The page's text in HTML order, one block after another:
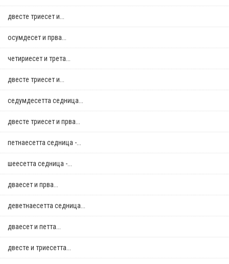
двестe триесет и...
осумдесет и прва...
четириесет и трета...
двестe триесет и...
седумдесетта седница...
двестe триесет и прва...
петнаесетта седница -...
шеесетта седница -...
дваесет и прва...
деветнаесетта седница...
дваесет и петта...
двестe и триесетта...